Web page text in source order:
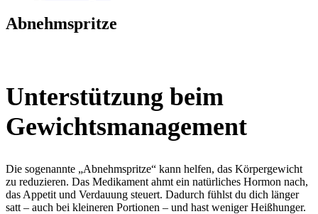
Abnehmspritze
Unterstützung beim
Gewichtsmanagement
Die sogenannte „Abnehmspritze“ kann helfen, das Körpergewicht
zu reduzieren. Das Medikament ahmt ein natürliches Hormon nach,
das Appetit und Verdauung steuert. Dadurch fühlst du dich länger
satt – auch bei kleineren Portionen – und hast weniger Heißhunger.